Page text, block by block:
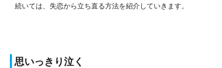
続いては、失恋から立ち直る方法を紹介していきます。
思いっきり泣く